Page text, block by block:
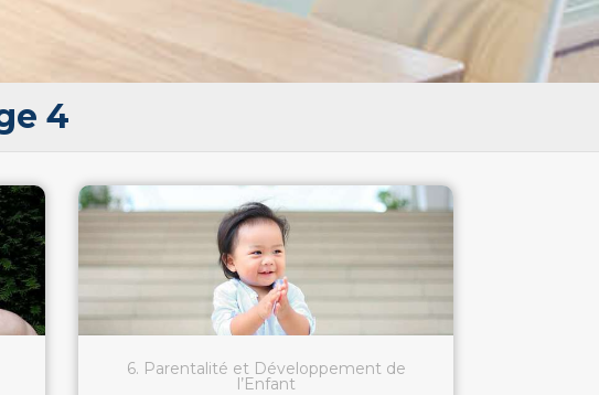
4
6. Parentalité et Développement de
l’Enfant